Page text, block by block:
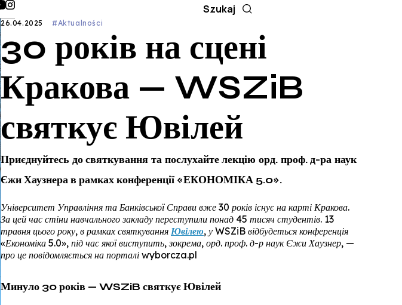
26.04.2025 #Aktualności
30 років на сцені
Кракова — WSZiB
святкує Ювілей
Приєднуйтесь до святкування та послухайте лекцію орд. проф. д-ра наук
Єжи Хаузнера в рамках конференції «ЕКОНОМІКА 5.0».
Університет Управління та Банківської Справи вже 30 років існує на карті Кракова.
За цей час стіни навчального закладу переступили понад 45 тисяч студентів. 13
травня цього року, в рамках святкування Ювілею, у WSZiB відбудеться конференція
«Економіка 5.0», під час якої виступить, зокрема, орд. проф. д-р наук Єжи Хаузнер, —
про це повідомляється на порталі wyborcza.pl
Минуло 30 років — WSZiB святкує Ювілей